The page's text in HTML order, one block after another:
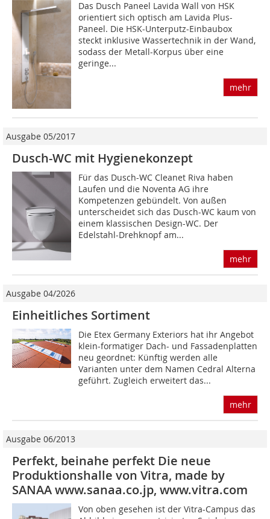
Das Dusch Paneel Lavida Wall von HSK
orientiert sich optisch am Lavida Plus-
Paneel. Die HSK-Unterputz-Einbaubox
steckt inklusive Wassertechnik in der Wand,
sodass der Metall-Korpus über eine
geringe...
mehr
Ausgabe 05/2017
Dusch-WC mit Hygienekonzept
Für das Dusch-WC Cleanet Riva haben
Laufen und die Noventa AG ihre
Kompetenzen gebündelt. Von außen
unterscheidet sich das Dusch-WC kaum von
einem klassischen Design-WC. Der
Edelstahl-Drehknopf am...
mehr
Ausgabe 04/2026
Einheitliches Sortiment
Die Etex Germany Exteriors hat ihr Angebot
klein-formatiger Dach- und Fassadenplatten
neu geordnet: Künftig werden alle
Varianten unter dem Namen Cedral Alterna
geführt. Zugleich erweitert das...
mehr
Ausgabe 06/2013
Perfekt, beinahe perfekt Die neue
Produktionshalle von Vitra, made by
SANAA www.sanaa.co.jp, www.vitra.com
Von oben gesehen ist der Vitra-Campus das